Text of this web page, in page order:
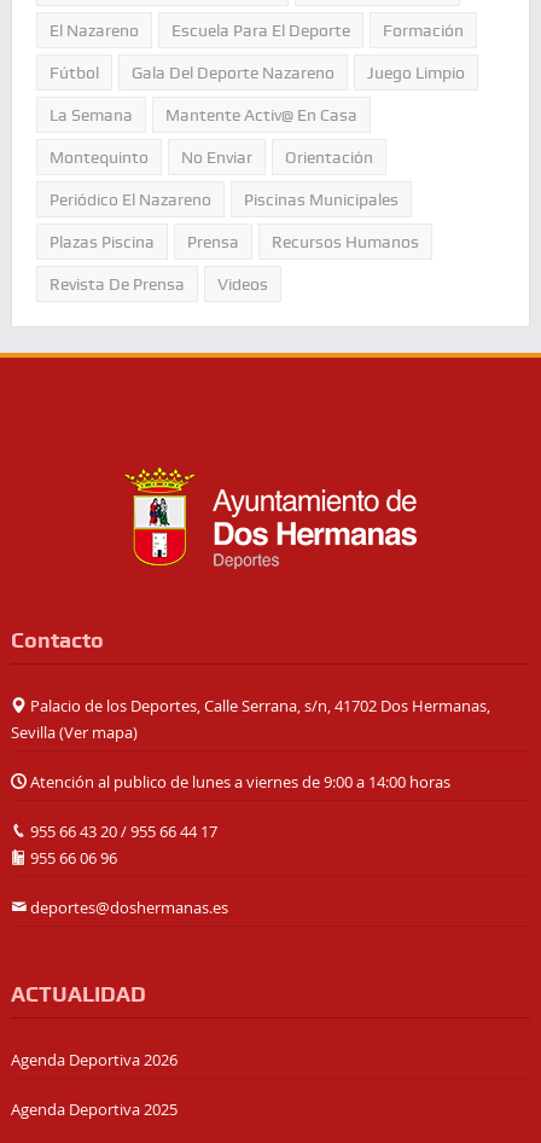
El Nazareno Escuela Para El Deporte Formación
Fútbol Gala Del Deporte Nazareno Juego Limpio
La Semana Mantente Activ@ En Casa
Montequinto No Enviar Orientación
Periódico El Nazareno Piscinas Municipales
Plazas Piscina Prensa Recursos Humanos
Revista De Prensa Videos
Contacto
Palacio de los Deportes, Calle Serrana, s/n, 41702 Dos Hermanas,
Sevilla (Ver mapa)
Atención al publico de lunes a viernes de 9:00 a 14:00 horas
955 66 43 20/955 66 44 17
955 66 06 96
deportes@doshermanas.es
ACTUALIDAD
Agenda Deportiva 2026
Agenda Deportiva 2025